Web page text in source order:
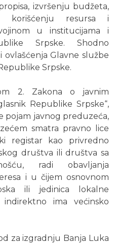
izvršenju budžeta,
korišćenju resursa i
u institucijama i
Srpske. Shodno
Glavne službe
Srpske.
2. Zakona o javnim
Republike Srpske“,
pojam javnog preduzeća,
smatra pravno lice
registar kao privredno
društva ili društva sa
radi obavljanja
i u čijem osnovnom
ili jedinica lokalne
ima većinsko
za izgradnju Banja Luka